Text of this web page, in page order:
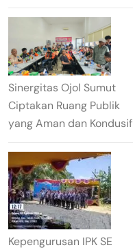
Sinergitas Ojol Sumut
Ciptakan Ruang Publik
yang Aman dan Kondusif
Kepengurusan IPK SE